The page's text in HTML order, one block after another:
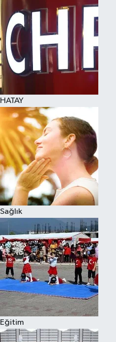
HATAY
Sağlık
Eğitim
Spor
Teknoloji
Yaşam